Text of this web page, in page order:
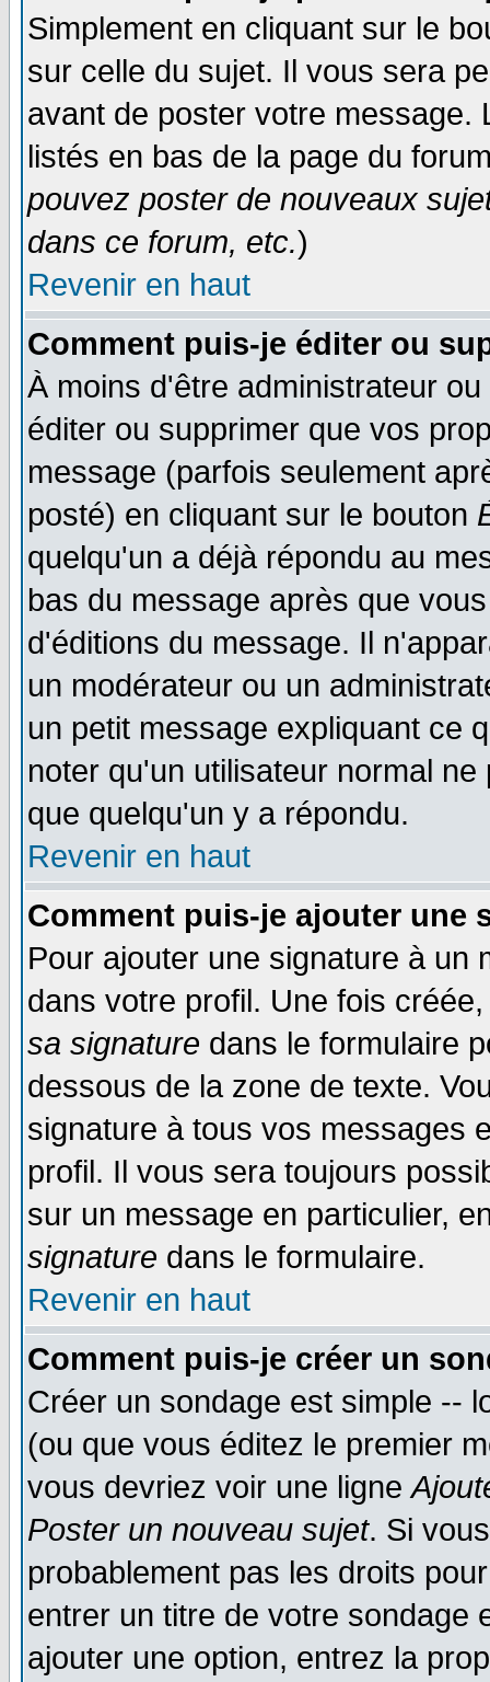
Simplement en cliquant sur le
sur celle du sujet. Il vous sera
avant de poster votre
listés en bas de la page du
pouvez poster de nouveaux
dans ce forum, etc.)
Revenir en haut
Comment puis-je éditer ou
À moins d'être administrateur
éditer ou supprimer que vos
message (parfois seulement
posté) en cliquant sur le bouton
quelqu'un a déjà répondu au
bas du message après que
d'éditions du message. Il
un modérateur ou un
un petit message expliquant ce
noter qu'un utilisateur normal
que quelqu'un y a répondu.
Revenir en haut
Comment puis-je ajouter une
Pour ajouter une signature à un
dans votre profil. Une fois
sa signature dans le formulaire
dessous de la zone de texte.
signature à tous vos messages
profil. Il vous sera toujours
sur un message en particulier,
signature dans le formulaire.
Revenir en haut
Comment puis-je créer un
Créer un sondage est simple --
(ou que vous éditez le premier
vous devriez voir une ligne
Poster un nouveau sujet. Si
probablement pas les droits
entrer un titre de votre sondage
ajouter une option, entrez la